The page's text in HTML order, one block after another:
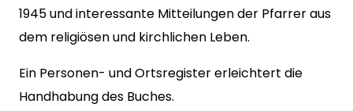
1945 und interessante Mitteilungen der Pfarrer aus
dem religiösen und kirchlichen Leben.
Ein Personen- und Ortsregister erleichtert die
Handhabung des Buches.